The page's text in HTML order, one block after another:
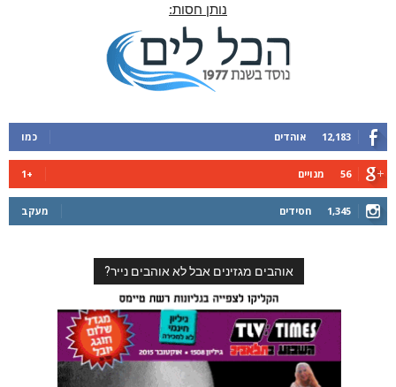
נותן חסות:
12,183 אוהדים כמו
56 מנויים +1
1,345 חסידים מעקב
אוהבים מגזינים אבל לא אוהבים נייר?